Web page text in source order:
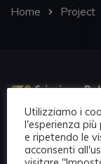
Home Project
Utilizziamo i
l'esperienza
e ripetendo le
acconsenti